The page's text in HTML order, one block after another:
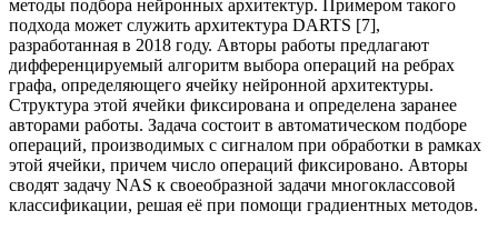
методы подбора нейронных архитектур. Примером такого
подхода может служить архитектура DARTS [7],
разработанная в 2018 году. Авторы работы предлагают
дифференцируемый алгоритм выбора операций на ребрах
графа, определяющего ячейку нейронной архитектуры.
Структура этой ячейки фиксирована и определена заранее
авторами работы. Задача состоит в автоматическом подборе
операций, производимых с сигналом при обработки в рамках
этой ячейки, причем число операций фиксировано. Авторы
сводят задачу NAS к своеобразной задачи многоклассовой
классификации, решая её при помощи градиентных методов.